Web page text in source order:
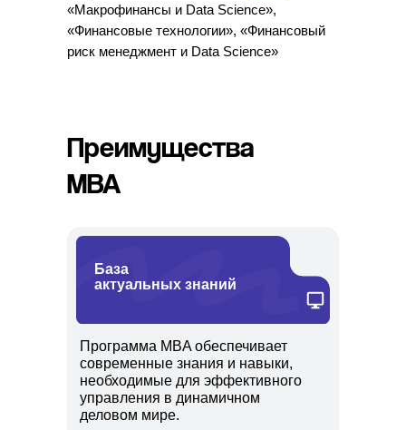
«Макрофинансы и Data Science»,
«Финансовые технологии», «Финансовый
риск менеджмент и Data Science»
Преимущества
MBA
База
актуальных знаний
Программа MBA обеспечивает
современные знания и навыки,
необходимые для эффективного
управления в динамичном
деловом мире.